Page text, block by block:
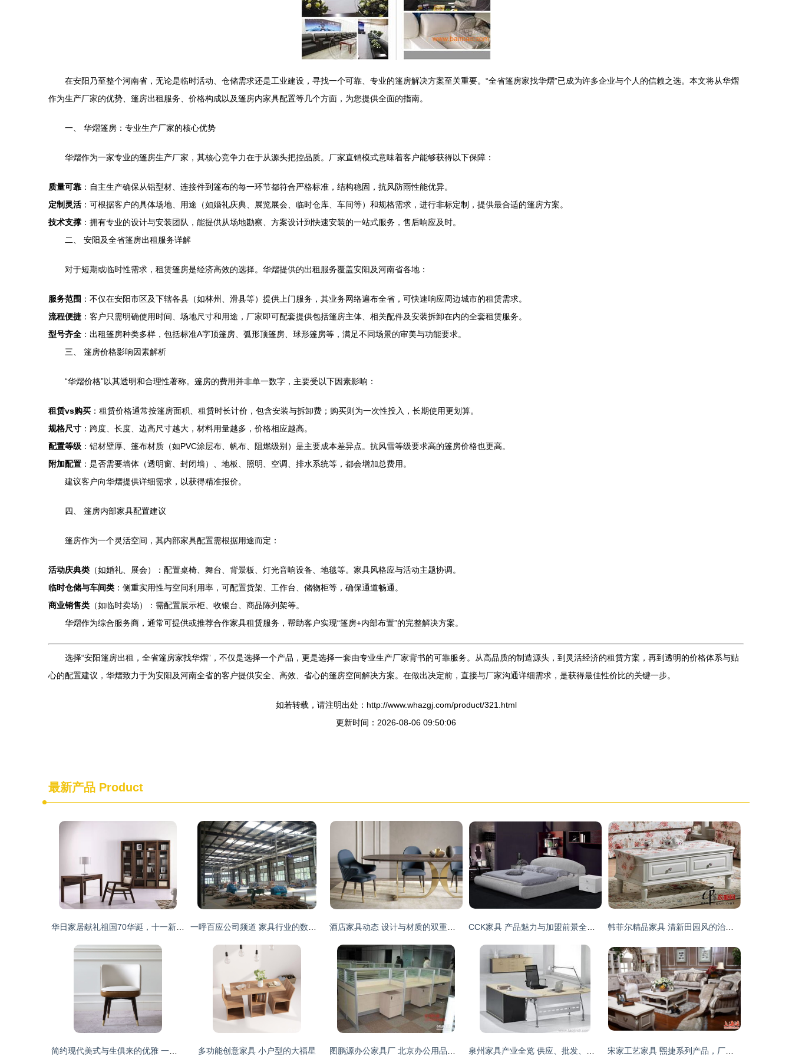
在安阳乃至整个河南省，无论是临时活动、仓储需求还是工业建设，寻找一个可靠、专业的篷房解决方案至关重要。“全省篷房家找华熠”已成为许多企业与个人的信赖之选。本文将从华熠
作为生产厂家的优势、篷房出租服务、价格构成以及篷房内家具配置等几个方面，为您提供全面的指南。
一、 华熠篷房：专业生产厂家的核心优势
华熠作为一家专业的篷房生产厂家，其核心竞争力在于从源头把控品质。厂家直销模式意味着客户能够获得以下保障：
质量可靠 ：自主生产确保从铝型材、连接件到篷布的每一环节都符合严格标准，结构稳固，抗风防雨性能优异。
定制灵活 ：可根据客户的具体场地、用途（如婚礼庆典、展览展会、临时仓库、车间等）和规格需求，进行非标定制，提供最合适的篷房方案。
技术支撑 ：拥有专业的设计与安装团队，能提供从场地勘察、方案设计到快速安装的一站式服务，售后响应及时。
二、 安阳及全省篷房出租服务详解
对于短期或临时性需求，租赁篷房是经济高效的选择。华熠提供的出租服务覆盖安阳及河南省各地：
服务范围 ：不仅在安阳市区及下辖各县（如林州、滑县等）提供上门服务，其业务网络遍布全省，可快速响应周边城市的租赁需求。
流程便捷 ：客户只需明确使用时间、场地尺寸和用途，厂家即可配套提供包括篷房主体、相关配件及安装拆卸在内的全套租赁服务。
型号齐全 ：出租篷房种类多样，包括标准A字顶篷房、弧形顶篷房、球形篷房等，满足不同场景的审美与功能要求。
三、 篷房价格影响因素解析
“华熠价格”以其透明和合理性著称。篷房的费用并非单一数字，主要受以下因素影响：
租赁vs购买 ：租赁价格通常按篷房面积、租赁时长计价，包含安装与拆卸费；购买则为一次性投入，长期使用更划算。
规格尺寸 ：跨度、长度、边高尺寸越大，材料用量越多，价格相应越高。
配置等级 ：铝材壁厚、篷布材质（如PVC涂层布、帆布、阻燃级别）是主要成本差异点。抗风雪等级要求高的篷房价格也更高。
附加配置 ：是否需要墙体（透明窗、封闭墙）、地板、照明、空调、排水系统等，都会增加总费用。
建议客户向华熠提供详细需求，以获得精准报价。
四、 篷房内部家具配置建议
篷房作为一个灵活空间，其内部家具配置需根据用途而定：
活动庆典类 （如婚礼、展会）：配置桌椅、舞台、背景板、灯光音响设备、地毯等。家具风格应与活动主题协调。
临时仓储与车间类 ：侧重实用性与空间利用率，可配置货架、工作台、储物柜等，确保通道畅通。
商业销售类 （如临时卖场）：需配置展示柜、收银台、商品陈列架等。
华熠作为综合服务商，通常可提供或推荐合作家具租赁服务，帮助客户实现“篷房+内部布置”的完整解决方案。
选择“安阳篷房出租，全省篷房家找华熠”，不仅是选择一个产品，更是选择一套由专业生产厂家背书的可靠服务。从高品质的制造源头，到灵活经济的租赁方案，再到透明的价格体系与贴
心的配置建议，华熠致力于为安阳及河南全省的客户提供安全、高效、省心的篷房空间解决方案。在做出决定前，直接与厂家沟通详细需求，是获得最佳性价比的关键一步。
如若转载，请注明出处：http://www.whazgj.com/product/321.html
更新时间：2026-08-06 09:50:06
最新产品 Product
多功能创意家具 小户型的大福星